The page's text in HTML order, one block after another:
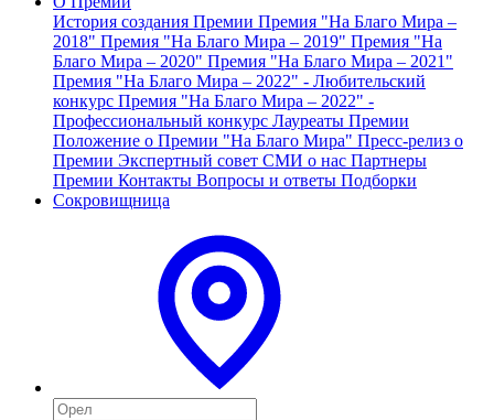
История создания Премии Премия "На Благо Мира –
2018" Премия "На Благо Мира – 2019" Премия "На
Благо Мира – 2020" Премия "На Благо Мира – 2021"
Премия "На Благо Мира – 2022" - Любительский
конкурс Премия "На Благо Мира – 2022" -
Профессиональный конкурс Лауреаты Премии
Положение о Премии "На Благо Мира" Пресс-релиз о
Премии Экспертный совет СМИ о нас Партнеры
Премии Контакты Вопросы и ответы Подборки
Сокровищница